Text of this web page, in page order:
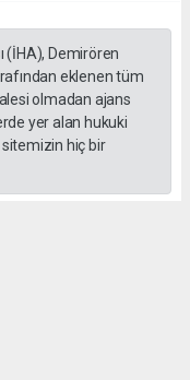
(İHA), Demirören
eklenen tüm
olmadan ajans
yer alan hukuki
hiç bir